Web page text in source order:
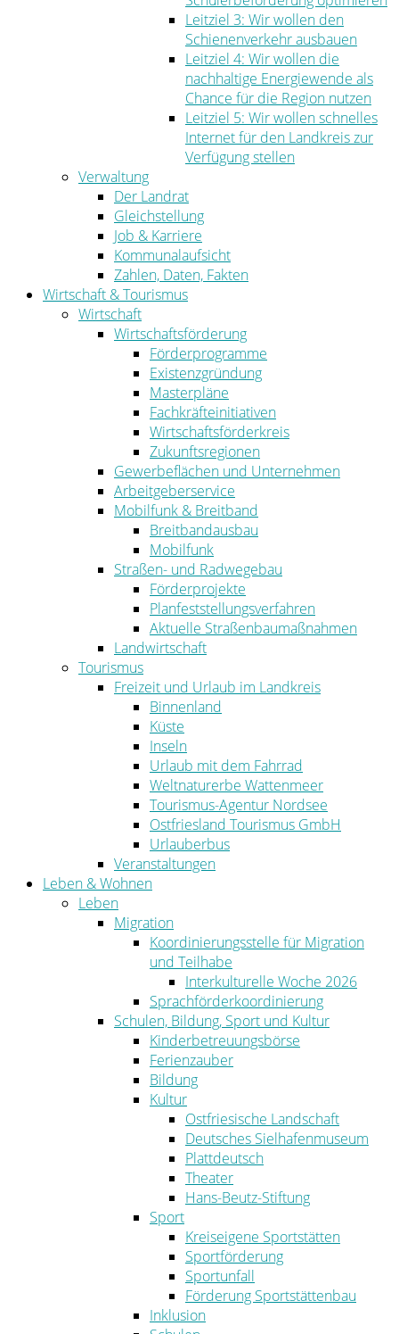
Leitziel 3: Wir wollen den
Schienenverkehr ausbauen
Leitziel 4: Wir wollen die
nachhaltige Energiewende als
Chance für die Region nutzen
Leitziel 5: Wir wollen schnelles
Internet für den Landkreis zur
Verfügung stellen
Verwaltung
Der Landrat
Gleichstellung
Job & Karriere
Kommunalaufsicht
Zahlen, Daten, Fakten
Wirtschaft & Tourismus
Wirtschaft
Wirtschaftsförderung
Förderprogramme
Existenzgründung
Masterpläne
Fachkräfteinitiativen
Wirtschaftsförderkreis
Zukunftsregionen
Gewerbeflächen und Unternehmen
Arbeitgeberservice
Mobilfunk & Breitband
Breitbandausbau
Mobilfunk
Straßen- und Radwegebau
Förderprojekte
Planfeststellungsverfahren
Aktuelle Straßenbaumaßnahmen
Landwirtschaft
Tourismus
Freizeit und Urlaub im Landkreis
Binnenland
Küste
Inseln
Urlaub mit dem Fahrrad
Weltnaturerbe Wattenmeer
Tourismus-Agentur Nordsee
Ostfriesland Tourismus GmbH
Urlauberbus
Veranstaltungen
Leben & Wohnen
Leben
Migration
Koordinierungsstelle für Migration
und Teilhabe
Interkulturelle Woche 2026
Sprachförderkoordinierung
Schulen, Bildung, Sport und Kultur
Kinderbetreuungsbörse
Ferienzauber
Bildung
Kultur
Ostfriesische Landschaft
Deutsches Sielhafenmuseum
Plattdeutsch
Theater
Hans-Beutz-Stiftung
Sport
Kreiseigene Sportstätten
Sportförderung
Sportunfall
Förderung Sportstättenbau
Inklusion